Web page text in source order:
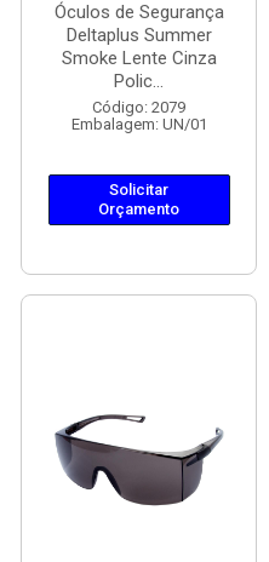
Óculos de Segurança
Deltaplus Summer
Smoke Lente Cinza
Polic...
Código: 2079
Embalagem: UN/01
Solicitar
Orçamento